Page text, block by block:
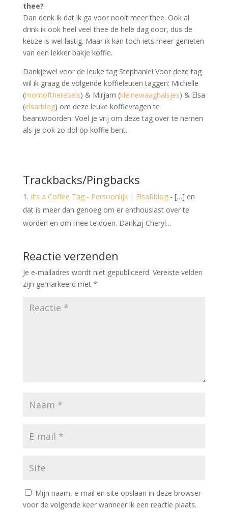
thee?
Dan denk ik dat ik ga voor nooit meer thee. Ook al
drink ik ook heel veel thee de hele dag door, dus de
keuze is wel lastig. Maar ik kan toch iets meer genieten
van een lekker bakje koffie.
Dankjewel voor de leuke tag Stephanie! Voor deze tag
wil ik graag de volgende koffieleuten taggen: Michelle
(momoftherebels) & Mirjam (kleinewaaghalsjes) & Elsa
(elsarblog) om deze leuke koffievragen te
beantwoorden. Voel je vrij om deze tag over te nemen
als je ook zo dol op koffie bent.
Trackbacks/Pingbacks
It’s a Coffee Tag - Persoonlijk | ElsaRblog- […] en
dat is meer dan genoeg om er enthousiast over te
worden en om mee te doen. Dankzij Cheryl…
Reactie verzenden
Je e-mailadres wordt niet gepubliceerd. Vereiste velden
zijn gemarkeerd met *
Mijn naam, e-mail en site opslaan in deze browser
voor de volgende keer wanneer ik een reactie plaats.